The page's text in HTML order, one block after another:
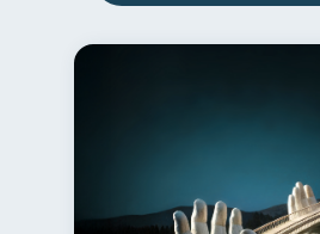
31
Finanzas para jóvenes 30